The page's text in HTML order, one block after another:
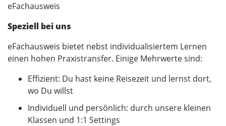
eFachausweis
Speziell bei uns
eFachausweis bietet nebst individualisiertem Lernen
einen hohen Praxistransfer. Einige Mehrwerte sind:
Effizient: Du hast keine Reisezeit und lernst dort,
wo Du willst
Individuell und persönlich: durch unsere kleinen
Klassen und 1:1 Settings